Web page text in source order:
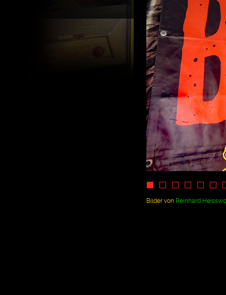
Bilder von Reinhard